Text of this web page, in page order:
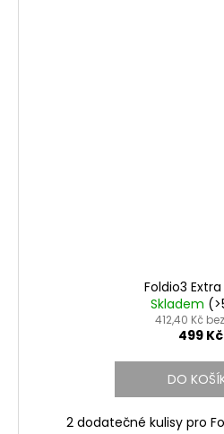
Foldio3
Skladem
412,40 Kč
499 Kč
DO
2 dodatečné kulisy pro